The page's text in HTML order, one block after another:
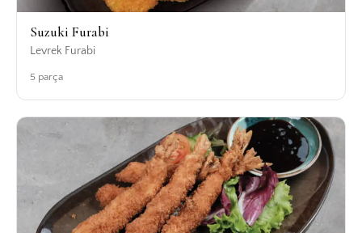
Suzuki Furabi
Levrek Furabi
5 parça